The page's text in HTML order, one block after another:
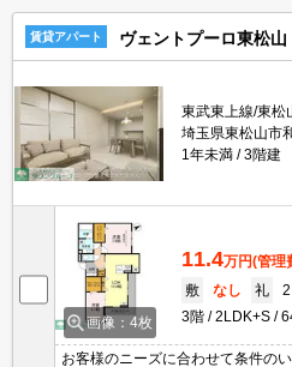
賃貸アパート ヴェントプーロ東松山
東武東上線/東松
埼玉県東松山市
1年未満
3階建
画像：4枚
11.4万円(管理
敷
なし 礼
2
3階
2LDK+S
お客様のニーズに合わせて条件の